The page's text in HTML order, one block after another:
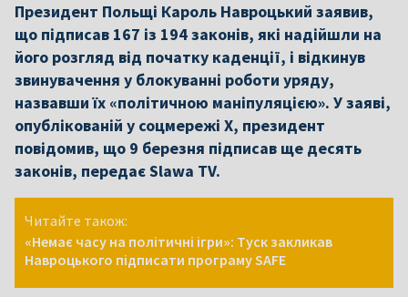
Президент Польщі Кароль Навроцький заявив,
що підписав 167 із 194 законів, які надійшли на
його розгляд від початку каденції, і відкинув
звинувачення у блокуванні роботи уряду,
назвавши їх «політичною маніпуляцією». У заяві,
опублікованій у соцмережі X, президент
повідомив, що 9 березня підписав ще десять
законів, передає Slawa TV.
Читайте також:
«Немає часу на політичні ігри»: Туск закликав
Навроцького підписати програму SAFE